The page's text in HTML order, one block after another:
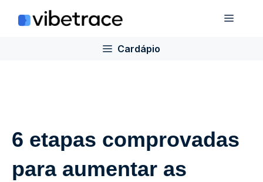
para
Cardápio
6 etapas comprovadas
para aumentar as